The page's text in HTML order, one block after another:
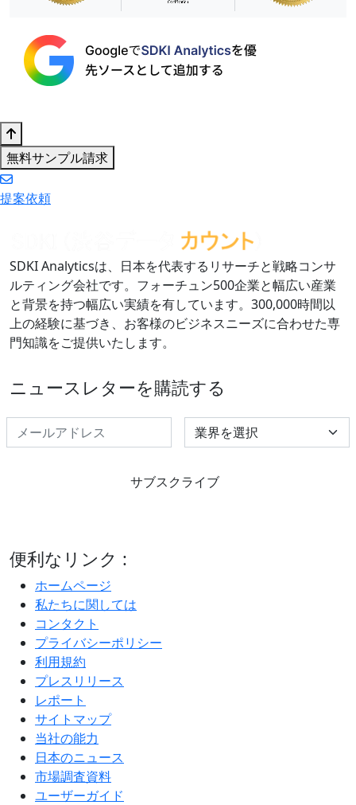
無料サンプル請求
提案依頼
SDKI Analyticsは、日本を代表するリサーチと戦略コンサ
ルティング会社です。フォーチュン500企業と幅広い産業
と背景を持つ幅広い実績を有しています。300,000時間以
上の経験に基づき、お客様のビジネスニーズに合わせた専
門知識をご提供いたします。
ニュースレターを購読する
Select Industry
サブスクライブ
便利なリンク :
ホームページ
私たちに関しては
コンタクト
プライバシーポリシー
利用規約
プレスリリース
レポート
サイトマップ
当社の能力
日本のニュース
市場調査資料
ユーザーガイド